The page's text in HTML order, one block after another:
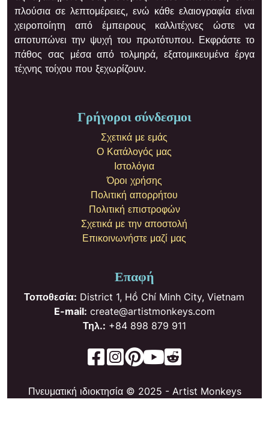
πλούσια σε λεπτομέρειες, ενώ κάθε ελαιογραφία είναι
χειροποίητη από έμπειρους καλλιτέχνες ώστε να
αποτυπώνει την ψυχή του πρωτότυπου. Εκφράστε το
πάθος σας μέσα από τολμηρά, εξατομικευμένα έργα
τέχνης τοίχου που ξεχωρίζουν.
Γρήγοροι σύνδεσμοι
Σχετικά με εμάς
Ο Κατάλογός μας
Ιστολόγια
Όροι χρήσης
Πολιτική απορρήτου
Πολιτική επιστροφών
Σχετικά με την αποστολή
Επικοινωνήστε μαζί μας
Επαφή
Τοποθεσία: District 1, Hồ Chí Minh City, Vietnam
E-mail: create@artistmonkeys.com
Τηλ.: +84 898 879 911
Πνευματική ιδιοκτησία © 2025 - Artist Monkeys